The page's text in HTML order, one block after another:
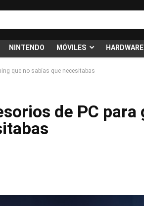
NINTENDO MÓVILES HARDWARE
que no sabías que necesitabas
de PC